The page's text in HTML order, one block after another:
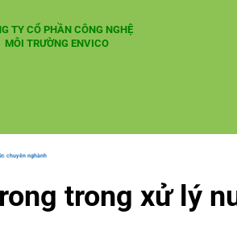
TY CỔ PHẦN CÔNG NGHỆ
MÔI TRƯỜNG ENVICO
chuyên nghành
trong xử lý